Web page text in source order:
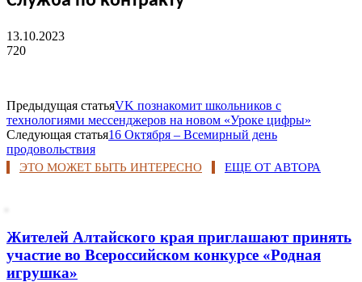
13.10.2023
720
Предыдущая статьяVK познакомит школьников с
технологиями мессенджеров на новом «Уроке цифры»
Следующая статья16 Октября – Всемирный день
продовольствия
ЭТО МОЖЕТ БЫТЬ ИНТЕРЕСНО ЕЩЕ ОТ АВТОРА
Жителей Алтайского края приглашают принять
участие во Всероссийском конкурсе «Родная
игрушка»